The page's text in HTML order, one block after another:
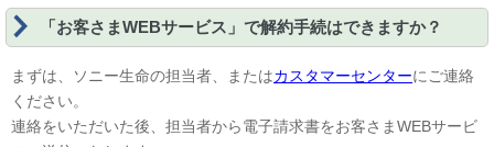
「お客さまWEBサービス」で解約手続はできますか？
まずは、ソニー生命の担当者、またはカスタマーセンターにご連絡
ください。
連絡をいただいた後、担当者から電子請求書をお客さまWEBサービ